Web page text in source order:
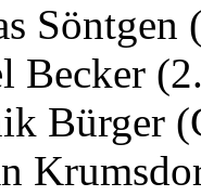
Söntgen
Becker
Bürger